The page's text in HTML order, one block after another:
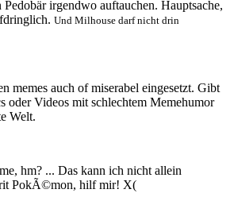
irgendwo auftauchen. Hauptsache,
Und Milhouse darf nicht drin
memes auch of miserabel eingesetzt. Gibt
oder Videos mit schlechtem Memehumor
Welt.
hm? ... Das kann ich nicht allein
PokÃ©mon, hilf mir! X(